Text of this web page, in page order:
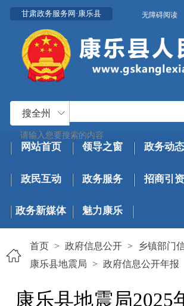
甘肃政务服务网·康乐县 无障碍阅读
搜全州
网站首页 领导之窗 政务动态
政民互动 政务服务 招商引资
政务新媒体 魅力康乐
首页 > 政府信息公开 > 乡镇部门
康乐县地震局 > 政府信息公开年报
康乐县地震局2025